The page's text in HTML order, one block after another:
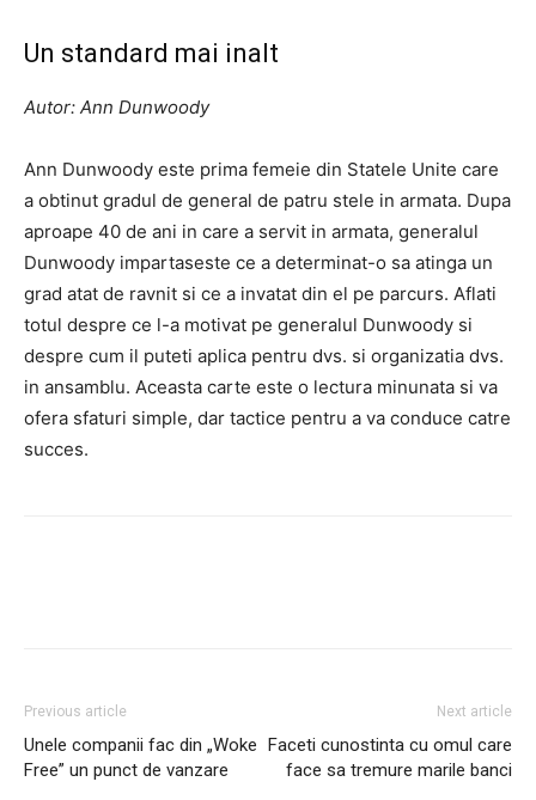
Un standard mai inalt
Autor: Ann Dunwoody
Ann Dunwoody este prima femeie din Statele Unite care
a obtinut gradul de general de patru stele in armata. Dupa
aproape 40 de ani in care a servit in armata, generalul
Dunwoody impartaseste ce a determinat-o sa atinga un
grad atat de ravnit si ce a invatat din el pe parcurs. Aflati
totul despre ce l-a motivat pe generalul Dunwoody si
despre cum il puteti aplica pentru dvs. si organizatia dvs.
in ansamblu. Aceasta carte este o lectura minunata si va
ofera sfaturi simple, dar tactice pentru a va conduce catre
succes.
Previous article
Unele companii fac din „Woke
Free” un punct de vanzare
Next article
Faceti cunostinta cu omul care
face sa tremure marile banci